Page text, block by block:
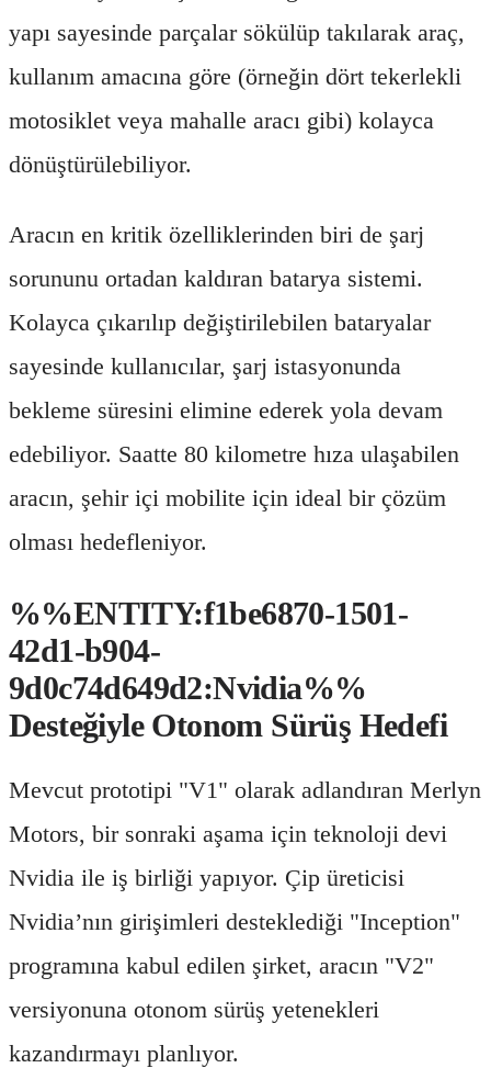
yapı sayesinde parçalar sökülüp takılarak araç,
kullanım amacına göre (örneğin dört tekerlekli
motosiklet veya mahalle aracı gibi) kolayca
dönüştürülebiliyor.
Aracın en kritik özelliklerinden biri de şarj
sorununu ortadan kaldıran batarya sistemi.
Kolayca çıkarılıp değiştirilebilen bataryalar
sayesinde kullanıcılar, şarj istasyonunda
bekleme süresini elimine ederek yola devam
edebiliyor. Saatte 80 kilometre hıza ulaşabilen
aracın, şehir içi mobilite için ideal bir çözüm
olması hedefleniyor.
%%ENTITY:f1be6870-1501-
42d1-b904-
9d0c74d649d2:Nvidia%%
Desteğiyle Otonom Sürüş Hedefi
Mevcut prototipi "V1" olarak adlandıran Merlyn
Motors, bir sonraki aşama için teknoloji devi
Nvidia ile iş birliği yapıyor. Çip üreticisi
Nvidia’nın girişimleri desteklediği "Inception"
programına kabul edilen şirket, aracın "V2"
versiyonuna otonom sürüş yetenekleri
kazandırmayı planlıyor.